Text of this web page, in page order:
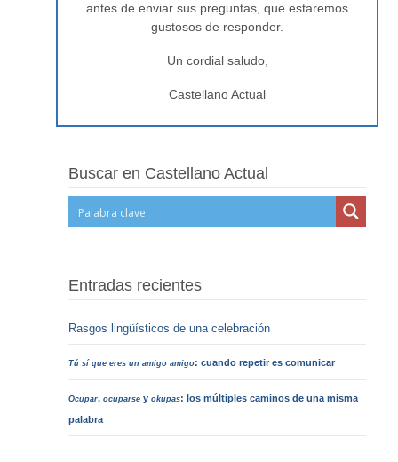
antes de enviar sus preguntas, que estaremos
gustosos de responder.
Un cordial saludo,
Castellano Actual
Buscar en Castellano Actual
Entradas recientes
Rasgos lingüísticos de una celebración
Tú sí que eres un amigo amigo: cuando repetir es comunicar
Ocupar,ocuparse yokupas: los múltiples caminos de una misma
palabra